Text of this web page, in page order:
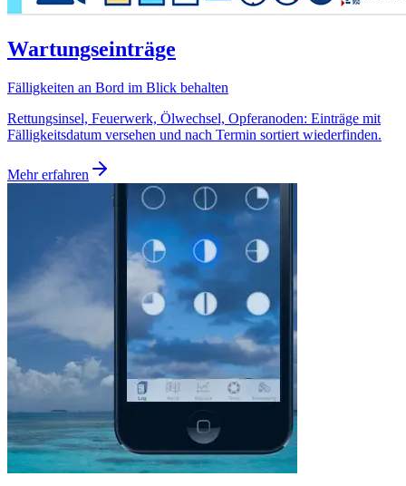
Wartungseinträge
Fälligkeiten an Bord im Blick behalten
Rettungsinsel, Feuerwerk, Ölwechsel, Opferanoden: Einträge mit
Fälligkeitsdatum versehen und nach Termin sortiert wiederfinden.
Mehr erfahren